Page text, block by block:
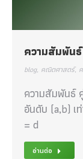
ความสัมพัน
blog, คณิตศาสตร์,
ความสัมพันธ์
อันดับ (a,b) เ
= d
อ่านต่อ